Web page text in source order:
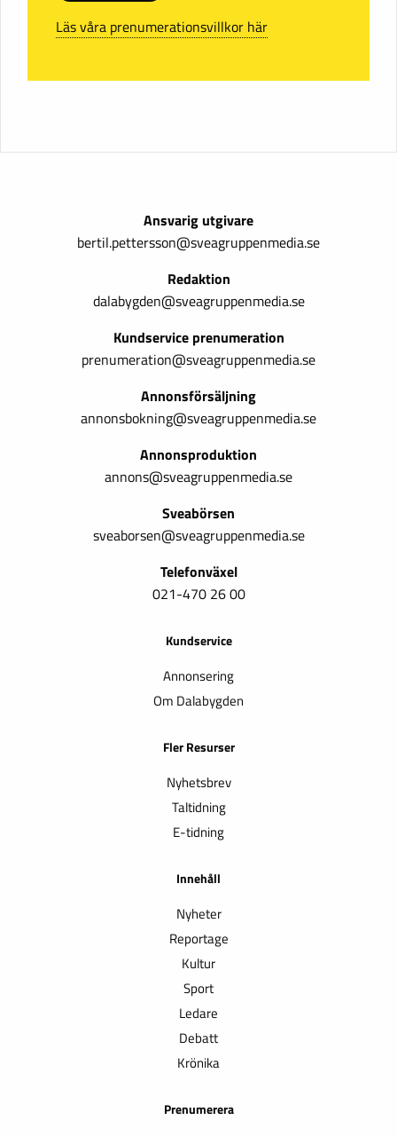
Läs våra prenumerationsvillkor här
Ansvarig utgivare
bertil.pettersson@sveagruppenmedia.se
Redaktion
dalabygden@sveagruppenmedia.se
Kundservice prenumeration
prenumeration@sveagruppenmedia.se
Annonsförsäljning
annonsbokning@sveagruppenmedia.se
Annonsproduktion
annons@sveagruppenmedia.se
Sveabörsen
sveaborsen@sveagruppenmedia.se
Telefonväxel
021-470 26 00
Kundservice
Annonsering
Om Dalabygden
Fler Resurser
Nyhetsbrev
Taltidning
E-tidning
Innehåll
Nyheter
Reportage
Kultur
Sport
Ledare
Debatt
Krönika
Prenumerera